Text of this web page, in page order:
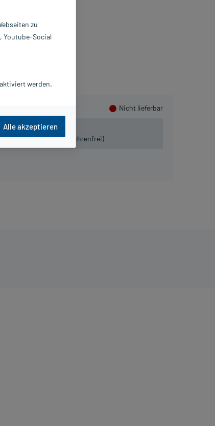
Nicht lieferbar
Tel. 03491-8770120 (gebührenfrei)
& WEBER GmbH
zu
Youtube-Social
werden.
Alle akzeptieren